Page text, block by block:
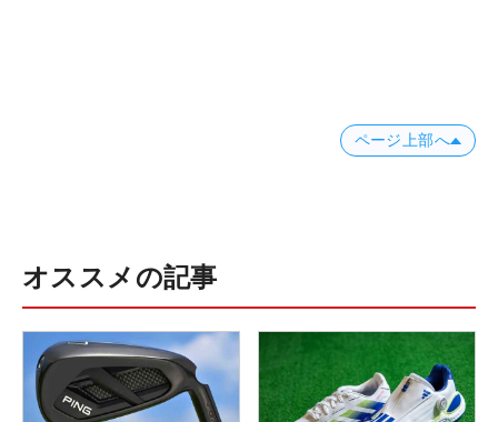
ページ上部へ
オススメの記事